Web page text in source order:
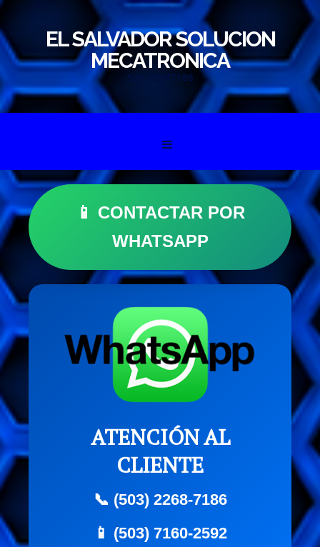
EL SALVADOR SOLUCION
MECATRONICA
503 22687186
Skip to content
📱 CONTACTAR POR
WHATSAPP
ATENCIÓN AL
CLIENTE
📞 (503) 2268-7186
📱 (503) 7160-2592